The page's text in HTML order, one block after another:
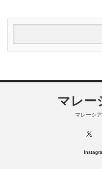
マレー
マレーシ
RSS